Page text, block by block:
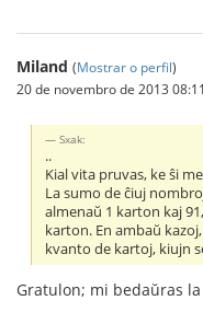
Miland (Mostrar o perfil)
20 de novembro de 2013
Sxak:
..
Kial vita pruvas, ke ŝi
La sumo de ĉiuj
almenaŭ 1 karton kaj
karton. En ambaŭ
kvanto de kartoj, kiujn
Gratulon; mi bedaŭras